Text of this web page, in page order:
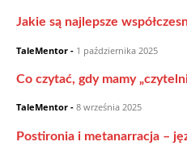
Jakie są najlepsze
TaleMentor - 1 października 2025
Co czytać, gdy mamy
TaleMentor - 8 września 2025
Postironia i metanarracja –